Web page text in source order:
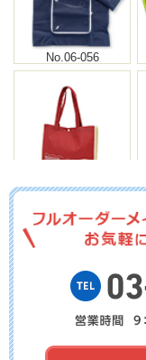
No.06-056
No.06-053